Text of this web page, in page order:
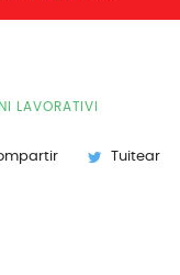
LAVORATIVI
Tuitear